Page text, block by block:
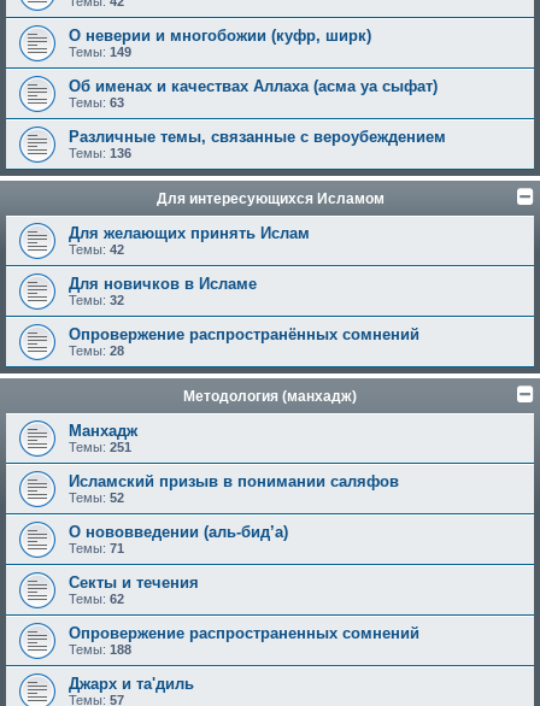
О неверии и многобожии (куфр, ширк)
Темы: 149
Об именах и качествах Аллаха (асма уа сыфат)
Темы: 63
Различные темы, связанные с вероубеждением
Темы: 136
Для интересующихся Исламом
Для желающих принять Ислам
Темы: 42
Для новичков в Исламе
Темы: 32
Опровержение распространённых сомнений
Темы: 28
Методология (манхадж)
Манхадж
Темы: 251
Исламский призыв в понимании саляфов
Темы: 52
О нововведении (аль-бид’а)
Темы: 71
Секты и течения
Темы: 62
Опровержение распространенных сомнений
Темы: 188
Джарх и та'диль
Темы: 57